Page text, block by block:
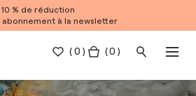
10 % de réduction
à la newsletter
(0 ) ( 0 )